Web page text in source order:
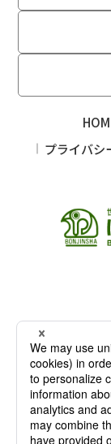
〒102-0093
TEL：03-
麹町店
〒
13
プライバシ